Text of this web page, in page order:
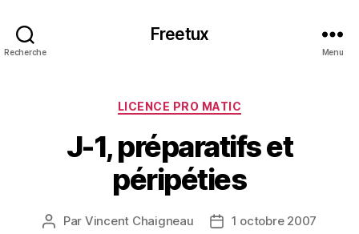
Recherche
Freetux
Menu
Catégories
LICENCE PRO MATIC
J-1, préparatifs et
péripéties
Auteur
Par Vincent Chaigneau
Date1 octobre 2007